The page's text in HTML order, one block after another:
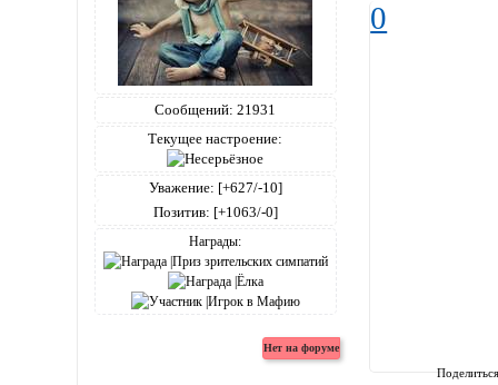
Сообщений: 21931
Текущее настроение:
Уважение: [+627/-10]
Позитив: [+1063/-0]
Награды:
0